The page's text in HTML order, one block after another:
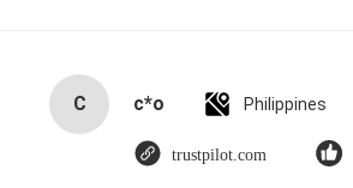
C c*o Philippines
trustpilot.com